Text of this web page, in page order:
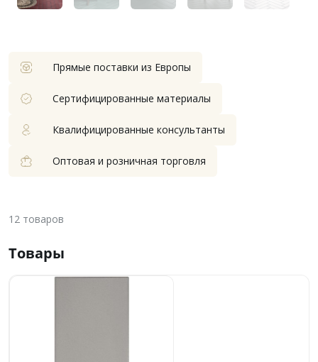
Прямые поставки из Европы
Сертифицированные материалы
Квалифицированные консультанты
Оптовая и розничная торговля
12 товаров
Товары